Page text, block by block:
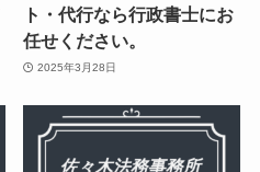
ト・代行なら行政書士にお
任せください。
2025年3月28日